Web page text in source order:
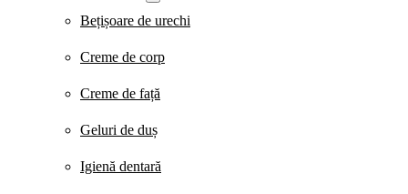
Bețișoare de urechi
Creme de corp
Creme de față
Geluri de duș
Igienă dentară